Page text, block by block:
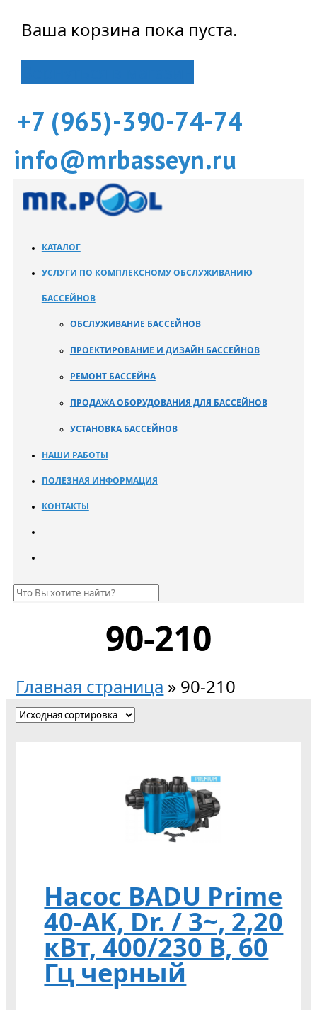
Ваша корзина пока пуста.
+7 (965)-390-74-74
info@mrbasseyn.ru
КАТАЛОГ
УСЛУГИ ПО КОМПЛЕКСНОМУ ОБСЛУЖИВАНИЮ
БАССЕЙНОВ
ОБСЛУЖИВАНИЕ БАССЕЙНОВ
ПРОЕКТИРОВАНИЕ И ДИЗАЙН БАССЕЙНОВ
РЕМОНТ БАССЕЙНА
ПРОДАЖА ОБОРУДОВАНИЯ ДЛЯ БАССЕЙНОВ
УСТАНОВКА БАССЕЙНОВ
НАШИ РАБОТЫ
ПОЛЕЗНАЯ ИНФОРМАЦИЯ
КОНТАКТЫ
90-210
Главная страница » 90-210
Насос BADU Prime
40-AK, Dr. / 3~, 2,20
кВт, 400/230 В, 60
Гц черный